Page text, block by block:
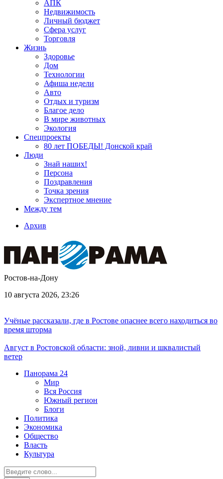
АПК
Недвижимость
Личный бюджет
Сфера услуг
Торговля
Жизнь
Здоровье
Дом
Технологии
Афиша недели
Авто
Отдых и туризм
Благое дело
В мире животных
Экология
Спецпроекты
80 лет ПОБЕДЫ! Донской край
Люди
Знай наших!
Персона
Поздравления
Точка зрения
Экспертное мнение
Между тем
Архив
Ростов-на-Дону
10 августа 2026, 23:26
Учёные рассказали, где в Ростове опаснее всего находиться во
время шторма
Август в Ростовской области: зной, ливни и шквалистый
ветер
Панорама 24
Мир
Вся Россия
Южный регион
Блоги
Политика
Экономика
Общество
Власть
Культура